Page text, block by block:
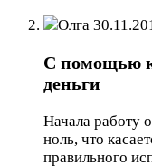
Олга
С помощью
деньги
Начала работу
ноль, что
правильного